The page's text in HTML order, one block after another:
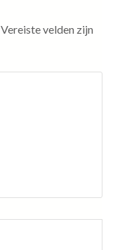
Vereiste velden zijn